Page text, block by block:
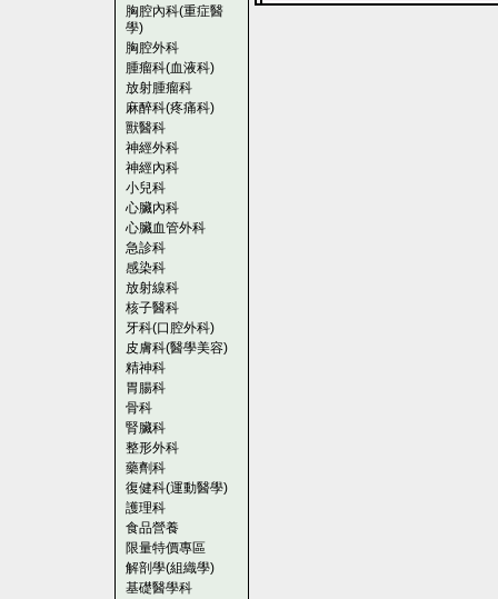
胸腔內科(重症醫
學)
胸腔外科
腫瘤科(血液科)
放射腫瘤科
麻醉科(疼痛科)
獸醫科
神經外科
神經內科
小兒科
心臟內科
心臟血管外科
急診科
感染科
放射線科
核子醫科
牙科(口腔外科)
皮膚科(醫學美容)
精神科
胃腸科
骨科
腎臟科
整形外科
藥劑科
復健科(運動醫學)
護理科
食品營養
限量特價專區
解剖學(組織學)
基礎醫學科